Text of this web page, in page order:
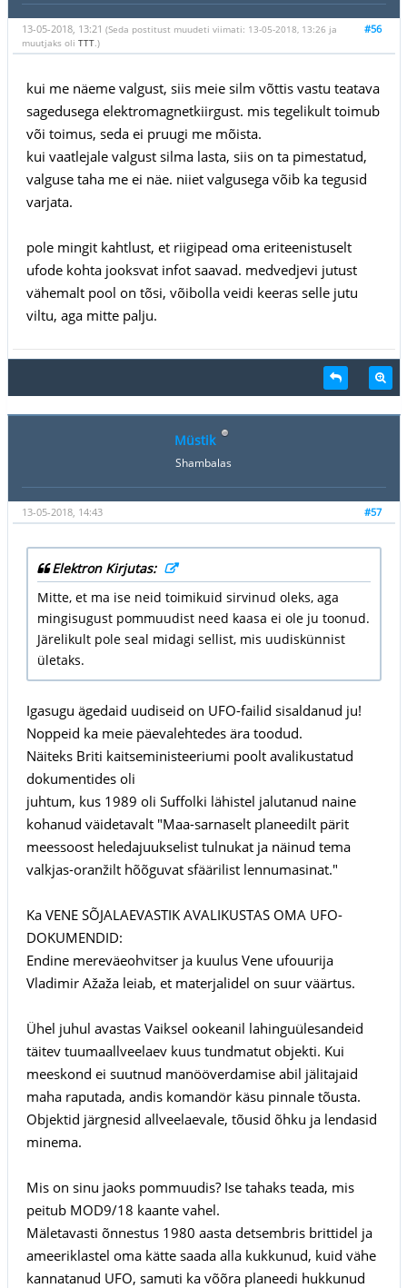
#56
13-05-2018, 13:21 (Seda postitust muudeti viimati: 13-05-2018, 13:26 ja
muutjaks oli TTT.)
kui me näeme valgust, siis meie silm võttis vastu teatava
sagedusega elektromagnetkiirgust. mis tegelikult toimub
või toimus, seda ei pruugi me mõista.
kui vaatlejale valgust silma lasta, siis on ta pimestatud,
valguse taha me ei näe. niiet valgusega võib ka tegusid
varjata.
pole mingit kahtlust, et riigipead oma eriteenistuselt
ufode kohta jooksvat infot saavad. medvedjevi jutust
vähemalt pool on tõsi, võibolla veidi keeras selle jutu
viltu, aga mitte palju.
Müstik
Shambalas
#57
13-05-2018, 14:43
Elektron Kirjutas:
Mitte, et ma ise neid toimikuid sirvinud oleks, aga
mingisugust pommuudist need kaasa ei ole ju toonud.
Järelikult pole seal midagi sellist, mis uudiskünnist
ületaks.
Igasugu ägedaid uudiseid on UFO-failid sisaldanud ju!
Noppeid ka meie päevalehtedes ära toodud.
Näiteks Briti kaitseministeeriumi poolt avalikustatud
dokumentides oli
juhtum, kus 1989 oli Suffolki lähistel jalutanud naine
kohanud väidetavalt "Maa-sarnaselt planeedilt pärit
meessoost heledajuukselist tulnukat ja näinud tema
valkjas-oranžilt hõõguvat sfäärilist lennumasinat."
Ka VENE SÕJALAEVASTIK AVALIKUSTAS OMA UFO-
DOKUMENDID:
Endine mereväeohvitser ja kuulus Vene ufouurija
Vladimir Ažaža leiab, et materjalidel on suur väärtus.
Ühel juhul avastas Vaiksel ookeanil lahinguülesandeid
täitev tuumaallveelaev kuus tundmatut objekti. Kui
meeskond ei suutnud manööverdamise abil jälitajaid
maha raputada, andis komandör käsu pinnale tõusta.
Objektid järgnesid allveelaevale, tõusid õhku ja lendasid
minema.
Mis on sinu jaoks pommuudis? Ise tahaks teada, mis
peitub MOD9/18 kaante vahel.
Mäletavasti õnnestus 1980 aasta detsembris brittidel ja
ameeriklastel oma kätte saada alla kukkunud, kuid vähe
kannatanud UFO, samuti ka võõra planeedi hukkunud